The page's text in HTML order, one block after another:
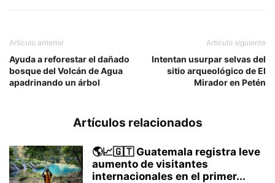
Artículo anterior
Ayuda a reforestar el dañado
bosque del Volcán de Agua
apadrinando un árbol
Artículo siguiente
Intentan usurpar selvas del
sitio arqueológico de El
Mirador en Petén
Artículos relacionados
🌎📈🇬🇹 Guatemala registra leve
aumento de visitantes
internacionales en el primer...